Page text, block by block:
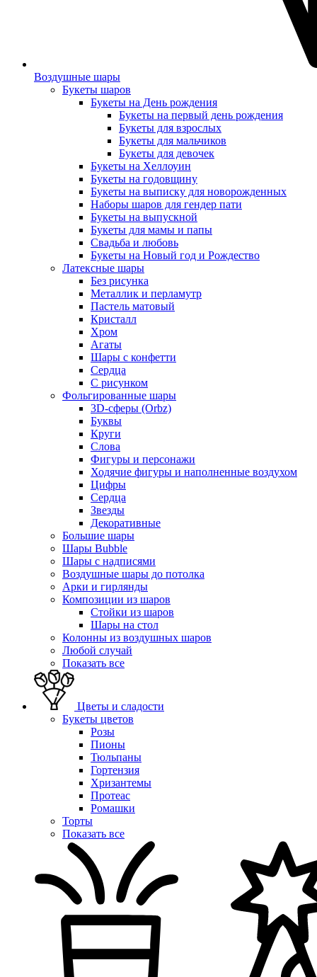
Воздушные шары
Букеты шаров
Букеты на День рождения
Букеты на первый день рождения
Букеты для взрослых
Букеты для мальчиков
Букеты для девочек
Букеты на Хеллоуин
Букеты на годовщину
Букеты на выписку для новорожденных
Наборы шаров для гендер пати
Букеты на выпускной
Букеты для мамы и папы
Свадьба и любовь
Букеты на Новый год и Рождество
Латексные шары
Без рисунка
Металлик и перламутр
Пастель матовый
Кристалл
Хром
Агаты
Шары с конфетти
Сердца
С рисунком
Фольгированные шары
3D-сферы (Orbz)
Буквы
Круги
Слова
Фигуры и персонажи
Ходячие фигуры и наполненные воздухом
Цифры
Сердца
Звезды
Декоративные
Большие шары
Шары Bubble
Шары с надписями
Воздушные шары до потолка
Арки и гирлянды
Композиции из шаров
Стойки из шаров
Шары на стол
Колонны из воздушных шаров
Любой случай
Показать все
Цветы и сладости
Букеты цветов
Розы
Пионы
Тюльпаны
Гортензия
Хризантемы
Протеас
Ромашки
Торты
Показать все